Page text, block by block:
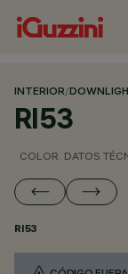
INTERIOR/
RI53
COLOR DATOS
RI53